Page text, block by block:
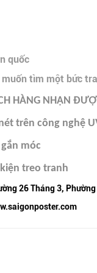
quốc
muốn tìm một bức
HÀNG NHẬN
trên công nghệ
móc
treo tranh
26 Tháng 3, Phường